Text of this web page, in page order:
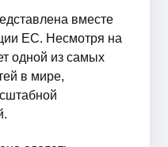
вместе
ЕС. Несмотря на
одной из самых
в мире,